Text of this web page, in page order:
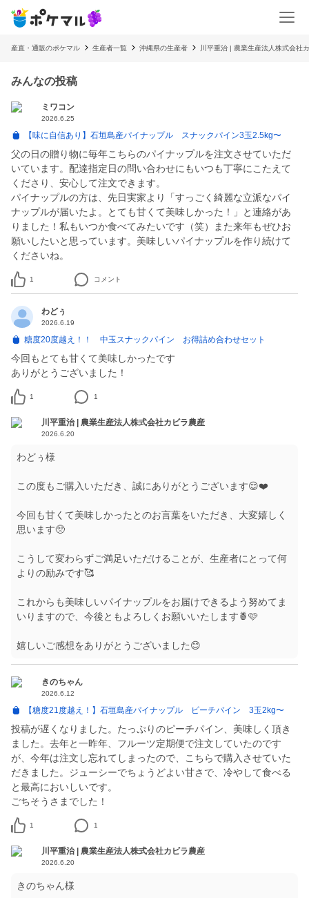
産直・通販のポケマル 生産者一覧 沖縄県の生産者 川平重治 | 農業生産法人株式会社
みんなの投稿
ミワコン
2026.6.25
【味に自信あり】石垣島産パイナップル スナックパイン3玉2.5kg〜
父の日の贈り物に毎年こちらのパイナップルを注文させていただ
いています。配達指定日の問い合わせにもいつも丁寧にこたえて
くださり、安心して注文できます。
パイナップルの方は、先日実家より「すっごく綺麗な立派なパイ
ナップルが届いたよ。とても甘くて美味しかった！」と連絡があ
りました！私もいつか食べてみたいです（笑）また来年もぜひお
願いしたいと思っています。美味しいパイナップルを作り続けて
くださいね。
1 コメント
わどぅ
2026.6.19
糖度20度越え！！ 中玉スナックパイン お得詰め合わせセット
今回もとても甘くて美味しかったです
ありがとうございました！
1 1
川平重治 | 農業生産法人株式会社カビラ農産
2026.6.20
わどぅ様
この度もご購入いただき、誠にありがとうございます😌❤️
今回も甘くて美味しかったとのお言葉をいただき、大変嬉しく
思います🥺
こうして変わらずご満足いただけることが、生産者にとって何
よりの励みです🥰
これからも美味しいパイナップルをお届けできるよう努めてま
いりますので、今後ともよろしくお願いいたします🍍🩷
嬉しいご感想をありがとうございました😊
きのちゃん
2026.6.12
【糖度21度越え！】石垣島産パイナップル ピーチパイン 3玉2kg〜
投稿が遅くなりました。たっぷりのピーチパイン、美味しく頂き
ました。去年と一昨年、フルーツ定期便で注文していたのです
が、今年は注文し忘れてしまったので、こちらで購入させていた
だきました。ジューシーでちょうどよい甘さで、冷やして食べる
と最高においしいです。
ごちそうさまでした！
1 1
川平重治 | 農業生産法人株式会社カビラ農産
2026.6.20
きのちゃん様